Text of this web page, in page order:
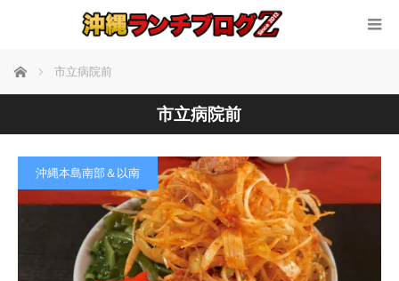
ホーム 市立病院前
市立病院前
沖縄本島南部＆以南